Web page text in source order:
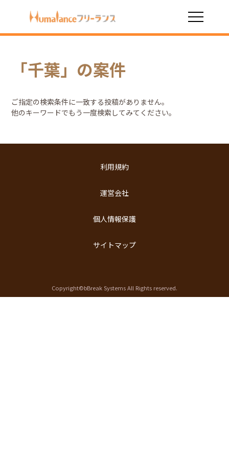
HOME 絞り込み検索結果
「千葉」の案件
ご指定の検索条件に一致する投稿がありません。
他のキーワードでもう一度検索してみてください。
利用規約
運営会社
個人情報保護
サイトマップ
Copyright©bBreak Systems All Rights reserved.